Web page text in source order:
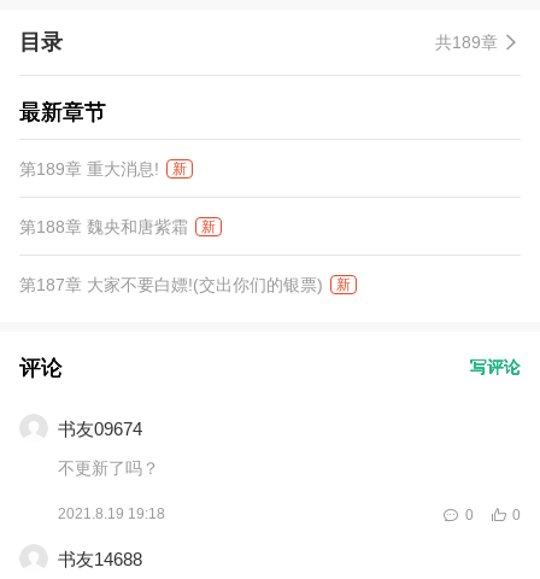
与沙雕玩家们一起，共同塑造一个名为暗殿的黑暗势力，异军
遥仙，成那炼狱魔中魔！ 做那万古纵横的幕后操盘手！ 若
干年后，左风一人立于暗殿之巅，背后是千万玩家，前方是无尽山
目录 共189章
最新章节
第189章 重大消息! 新
第188章 魏央和唐紫霜 新
第187章 大家不要白嫖!(交出你们的银票) 新
评论 写评论
书友09674
不更新了吗？
2021.8.19 19:18 0
0
书友14688